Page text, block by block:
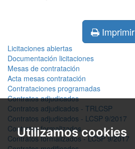
Utilizamos cookies
Imprimir
Licitaciones abiertas
Documentación licitaciones
Mesas de contratación
Acta mesas contratación
Contrataciones programadas
Contratos adjudicados
Contratos adjudicados - TRLCSP
Contratos adjudicados - LCSP 9/2017
Contratos formalizados
Contratos formalizados - LCSP 9/2017